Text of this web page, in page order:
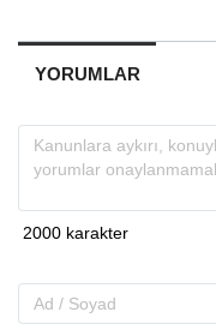
YORUMLAR